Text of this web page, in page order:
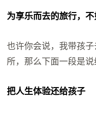
为享乐而去的旅行，不
也许你会说，我带孩
所，那么下面一段是说
把人生体验还给孩子